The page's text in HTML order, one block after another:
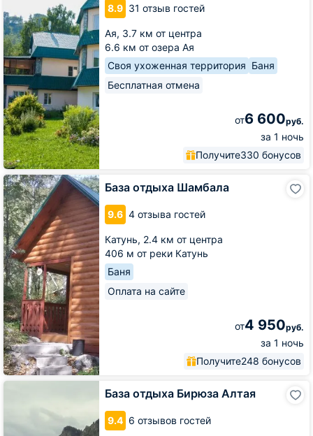
8.9 31 отзыв гостей
Ая, 3.7 км от центра
6.6 км от озера Ая
Своя ухоженная территория Баня
Бесплатная отмена
от6 600руб.
за 1 ночь
Получите330 бонусов
Герел
Алтая
База отдыха Шамбала
9.6 4 отзыва гостей
Катунь, 2.4 км от центра
406 м от реки Катунь
Баня
Оплата на сайте
от4 950руб.
за 1 ночь
Получите248 бонусов
База
отдыха
Шамбала
База отдыха Бирюза Алтая
9.4 6 отзывов гостей
База